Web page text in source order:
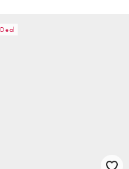
Deal